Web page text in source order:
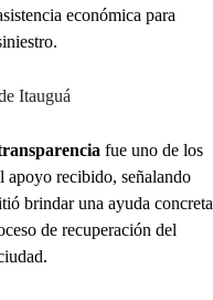
económica para
Itauguá
fue uno de los
apoyo recibido, señalando
brindar una ayuda concreta
de recuperación del